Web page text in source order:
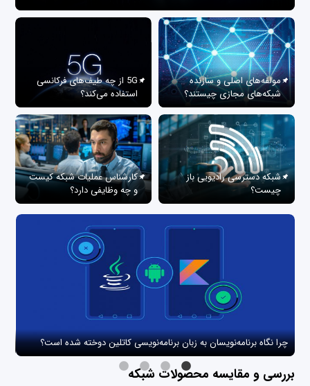
مولفه‌های اصلی و سازنده
شبکه‌های مجازی چیستند؟
5G از چه طیف‌های فرکانسی
استفاده می‌کند؟
شبکه دسترسی رادیویی باز
چیست؟
کارشناس عملیات شبکه کیست
و چه وظایفی دارد؟
چرا نگاه برنامه‌نویسان به زبان برنامه‌نویسی کاتلین دوخته شده است؟
بررسی و مقایسه محصولات شبکه